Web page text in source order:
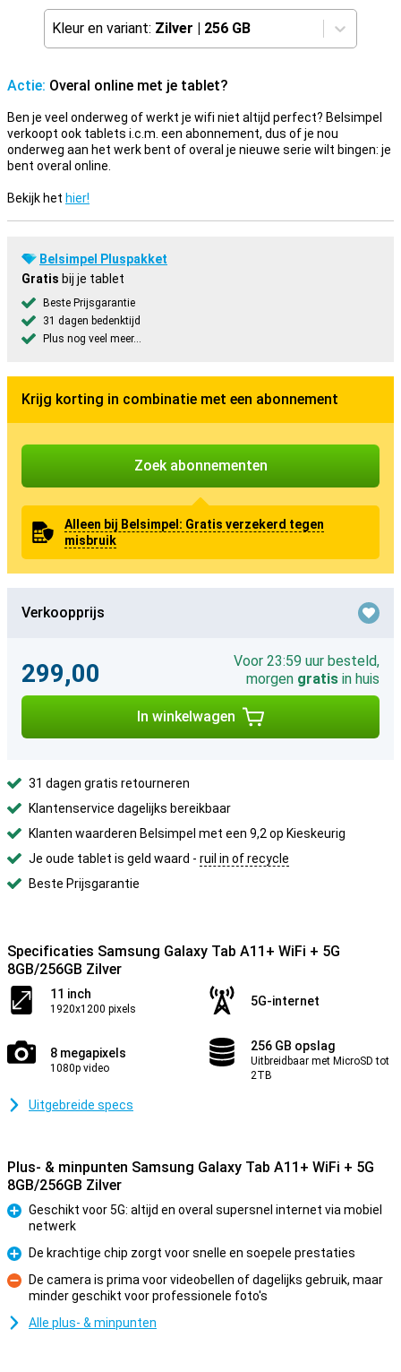
Kleur en variant: Zilver | 256 GB
Actie: Overal online met je tablet?
Ben je veel onderweg of werkt je wifi niet altijd perfect? Belsimpel
verkoopt ook tablets i.c.m. een abonnement, dus of je nou
onderweg aan het werk bent of overal je nieuwe serie wilt bingen: je
bent overal online.
Bekijk het hier!
Belsimpel Pluspakket
Gratis bij je tablet
Beste Prijsgarantie
31 dagen bedenktijd
Plus nog veel meer...
Krijg korting in combinatie met een abonnement
Zoek abonnementen
Alleen bij Belsimpel: Gratis verzekerd tegen
misbruik
Verkoopprijs
299,00
Voor 23:59 uur besteld,
morgen gratis in huis
In winkelwagen
31 dagen gratis retourneren
Klantenservice dagelijks bereikbaar
Klanten waarderen Belsimpel met een 9,2 op Kieskeurig
Je oude tablet is geld waard - ruil in of recycle
Beste Prijsgarantie
Specificaties Samsung Galaxy Tab A11+ WiFi + 5G
8GB/256GB Zilver
11 inch
1920x1200 pixels
5G-internet
8 megapixels
1080p video
256 GB opslag
Uitbreidbaar met MicroSD tot
2TB
Uitgebreide specs
Plus- & minpunten Samsung Galaxy Tab A11+ WiFi + 5G
8GB/256GB Zilver
Pluspunt
Geschikt voor 5G: altijd en overal supersnel internet via mobiel
netwerk
Pluspunt
De krachtige chip zorgt voor snelle en soepele prestaties
Minpunt
De camera is prima voor videobellen of dagelijks gebruik, maar
minder geschikt voor professionele foto's
Alle plus- & minpunten